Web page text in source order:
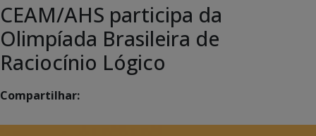
CEAM/AHS participa da
Olimpíada Brasileira de
Raciocínio Lógico
Compartilhar: